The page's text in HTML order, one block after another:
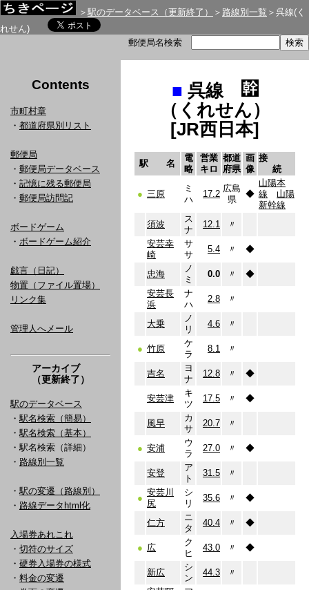
＞ 駅のデータベース（更新終了） ＞ 路線別一覧 ＞呉線(く
れせん)
郵便局名検索
Contents
市町村章
・ 都道府県別リスト
郵便局
・ 郵便局データベース
・ 記憶に残る郵便局
・ 郵便局訪問記
ボードゲーム
・ ボードゲーム紹介
戯言（日記）
物置（ファイル置場）
リンク集
管理人へメール
アーカイブ
（更新終了）
駅のデータベース
・ 駅名検索（簡易）
・ 駅名検索（基本）
・駅名検索（詳細）
・ 路線別一覧
・ 駅の変遷（路線別）
・ 路線データhtml化
入場券あれこれ
・ 切符のサイズ
・ 硬券入場券の様式
・ 料金の変遷
■ 呉線
（くれせん）
[JR西日本]
駅 名
電
略
営業
キロ
都道
府県
画
像
接
続
● 三原
ミ
ハ
17.2
広島
県
◆
山陽本
線
山陽
新幹線
須波
ス
ナ
12.1
〃
安芸幸
崎
サ
サ
5.4 〃 ◆
忠海
ノ
ミ
0.0 〃
◆
安芸長
浜
ナ
ハ
2.8 〃
大乗
ノ
リ
4.6 〃
● 竹原
ケ
ラ
8.1 〃
吉名
ヨ
ナ
12.8 〃 ◆
安芸津
キ
ツ
17.5 〃 ◆
風早
カ
サ
20.7 〃
● 安浦
ウ
ラ
27.0 〃 ◆
安登
ア
ト
31.5 〃
●
安芸川
尻
シ
リ
35.6 〃 ◆
仁方
ニ
タ
40.4 〃 ◆
● 広
ク
ヒ
43.0 〃 ◆
新広
シ
ン
44.3 〃